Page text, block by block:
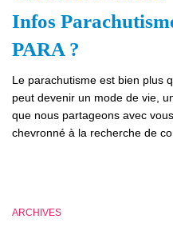
Infos
PARA ?
Le parachutisme est bien plus
peut devenir un mode de vie,
que nous partageons avec
chevronné à la recherche de
ARCHIVES